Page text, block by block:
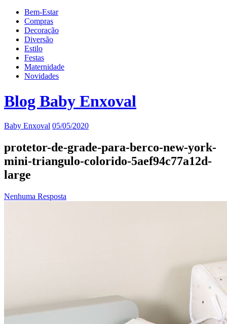
Bem-Estar
Compras
Decoração
Diversão
Estilo
Festas
Maternidade
Novidades
Blog Baby Enxoval
Baby Enxoval 05/05/2020
protetor-de-grade-para-berco-new-york-
mini-triangulo-colorido-5aef94c77a12d-
large
Nenhuma Resposta